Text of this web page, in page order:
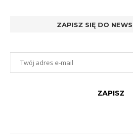
ZAPISZ SIĘ DO